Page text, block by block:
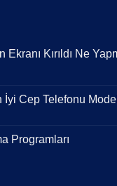
Ekranı Kırıldı Ne
İyi Cep Telefonu
Programları